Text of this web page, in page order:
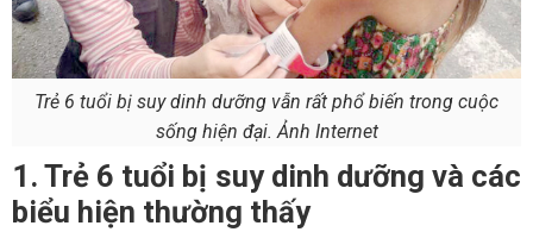
Trẻ 6 tuổi bị suy dinh dưỡng vẫn rất phổ biến trong cuộc
sống hiện đại. Ảnh Internet
1. Trẻ 6 tuổi bị suy dinh dưỡng và các
biểu hiện thường thấy